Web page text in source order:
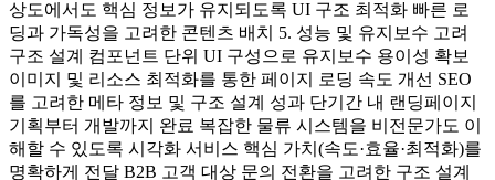
상도에서도 핵심 정보가 유지되도록 UI 구조 최적화 빠른 로
딩과 가독성을 고려한 콘텐츠 배치 5. 성능 및 유지보수 고려
구조 설계 컴포넌트 단위 UI 구성으로 유지보수 용이성 확보
이미지 및 리소스 최적화를 통한 페이지 로딩 속도 개선 SEO
를 고려한 메타 정보 및 구조 설계 성과 단기간 내 랜딩페이지
기획부터 개발까지 완료 복잡한 물류 시스템을 비전문가도 이
해할 수 있도록 시각화 서비스 핵심 가치(속도·효율·최적화)를
명확하게 전달 B2B 고객 대상 문의 전환을 고려한 구조 설계